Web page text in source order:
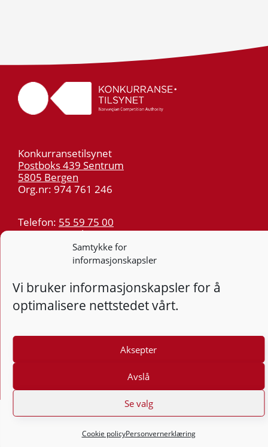
Samtykke for
informasjonskapsler
Vi bruker informasjonskapsler for å
optimalisere nettstedet vårt.
Aksepter
Avslå
Se valg
Cookie policyPersonvernerklæring
Konkurransetilsynet
Postboks 439 Sentrum
5805 Bergen
Org.nr: 974 761 246
Telefon: 55 59 75 00
E-post:post@kt.no
Nyhetsvarsel >>
Personvern
Tilgjengelighetserklæring